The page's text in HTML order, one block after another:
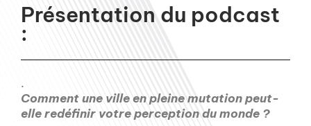
Présentation du podcast
:
.
Comment une ville en pleine mutation peut-
elle redéfinir votre perception du monde ?